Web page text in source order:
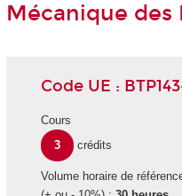
Mécanique des
Code UE :
Cours
3
crédits
Volume horaire de